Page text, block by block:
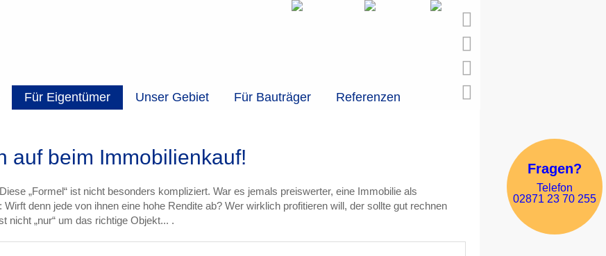
Für Eigentümer Unser Gebiet Für Bauträger Referenzen
auf beim Immobilienkauf!
„Formel“ ist nicht besonders kompliziert. War es jemals preiswerter, eine Immobilie als
denn jede von ihnen eine hohe Rendite ab? Wer wirklich profitieren will, der sollte gut rechnen
nicht „nur“ um das richtige Objekt... .
Fragen?
Telefon
02871 23 70 255